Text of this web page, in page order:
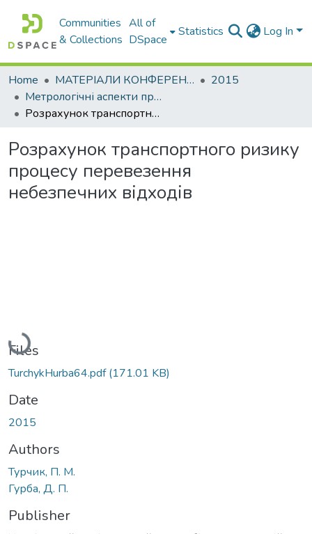
Communities
& Collections
All of
DSpace
Statistics Log In
Home МАТЕРІАЛИ КОНФЕРЕНЦІЙ
2015
Метрологічні аспекти прийняття рішень в умовах роботи на техногенно небезпечних об’єктах : присвячено 85-річчю ХНАДУ : матеріали Всеукраїнської науково-практичної конференції студентів та молодих вчених
Розрахунок транспортного ризику процесу перевезення небезпечних відходів
Розрахунок транспортного ризику
процесу перевезення
небезпечних відходів
Loading...
Files
TurchykHurba64.pdf(171.01 KB)
Date
2015
Authors
Турчик, П. М.
Гурба, Д. П.
Publisher